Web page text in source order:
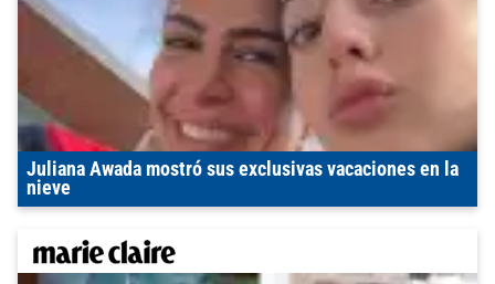
Juliana Awada mostró sus exclusivas vacaciones en la
nieve